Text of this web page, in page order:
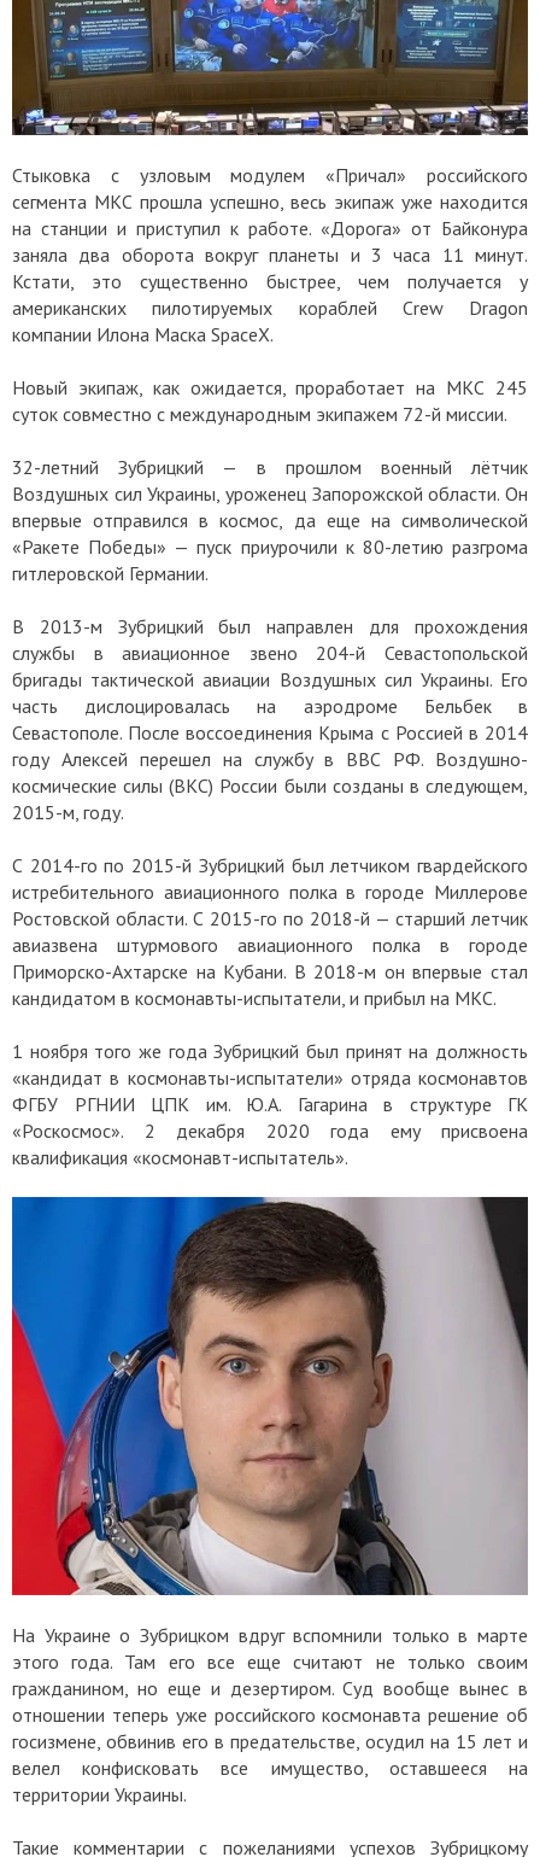
Стыковка с узловым модулем «Причал» российского
сегмента МКС прошла успешно, весь экипаж уже находится
на станции и приступил к работе. «Дорога» от Байконура
заняла два оборота вокруг планеты и 3 часа 11 минут.
Кстати, это существенно быстрее, чем получается у
американских пилотируемых кораблей Crew Dragon
компании Илона Маска SpaceX.
Новый экипаж, как ожидается, проработает на МКС 245
суток совместно с международным экипажем 72-й миссии.
32-летний Зубрицкий — в прошлом военный лётчик
Воздушных сил Украины, уроженец Запорожской области. Он
впервые отправился в космос, да еще на символической
«Ракете Победы» — пуск приурочили к 80-летию разгрома
гитлеровской Германии.
В 2013-м Зубрицкий был направлен для прохождения
службы в авиационное звено 204-й Севастопольской
бригады тактической авиации Воздушных сил Украины. Его
часть дислоцировалась на аэродроме Бельбек в
Севастополе. После воссоединения Крыма с Россией в 2014
году Алексей перешел на службу в ВВС РФ. Воздушно-
космические силы (ВКС) России были созданы в следующем,
2015-м, году.
С 2014-го по 2015-й Зубрицкий был летчиком гвардейского
истребительного авиационного полка в городе Миллерове
Ростовской области. С 2015-го по 2018-й — старший летчик
авиазвена штурмового авиационного полка в городе
Приморско-Ахтарске на Кубани. В 2018-м он впервые стал
кандидатом в космонавты-испытатели, и прибыл на МКС.
1 ноября того же года Зубрицкий был принят на должность
«кандидат в космонавты-испытатели» отряда космонавтов
ФГБУ РГНИИ ЦПК им. Ю.А. Гагарина в структуре ГК
«Роскосмос». 2 декабря 2020 года ему присвоена
квалификация «космонавт-испытатель».
На Украине о Зубрицком вдруг вспомнили только в марте
этого года. Там его все еще считают не только своим
гражданином, но еще и дезертиром. Суд вообще вынес в
отношении теперь уже российского космонавта решение об
госизмене, обвинив его в предательстве, осудил на 15 лет и
велел конфисковать все имущество, оставшееся на
территории Украины.
Такие комментарии с пожеланиями успехов Зубрицкому